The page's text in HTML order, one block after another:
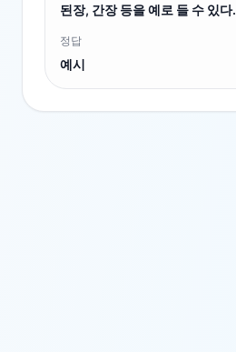
된장, 간장 등을 예로 들 수 있다.
정답
예시